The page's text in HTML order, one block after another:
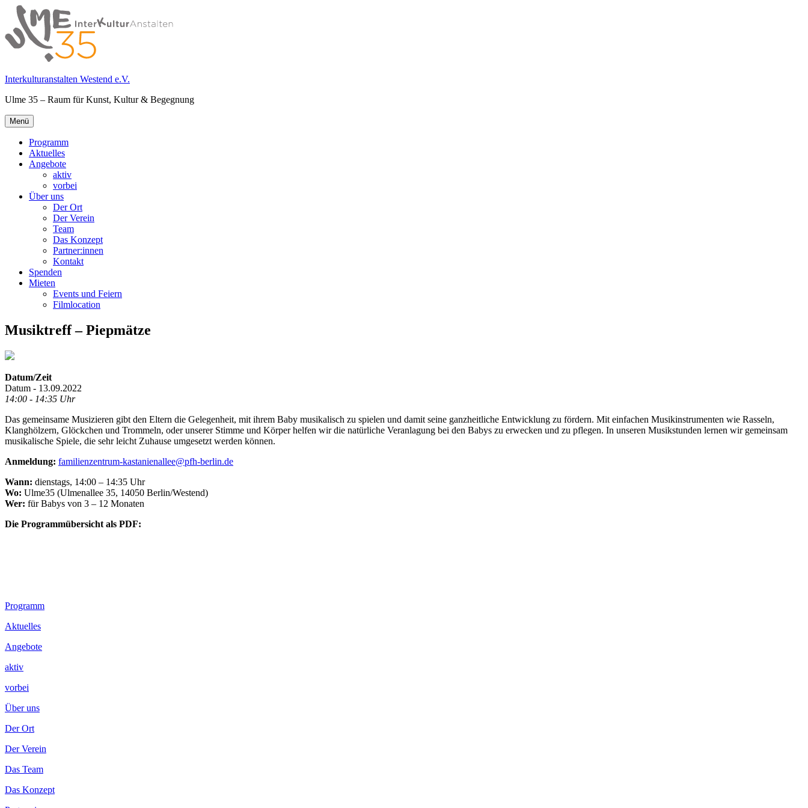
Springe
zum
Inhalt
Interkulturanstalten Westend e.V.
Ulme 35 – Raum für Kunst, Kultur & Begegnung
Primäres
Menü
Menü
Programm
Aktuelles
Angebote
aktiv
vorbei
Über uns
Der Ort
Der Verein
Team
Das Konzept
Partner:innen
Kontakt
Spenden
Mieten
Events und Feiern
Filmlocation
Musiktreff – Piepmätze
Datum/Zeit
Datum - 13.09.2022
14:00 - 14:35 Uhr
Das gemeinsame Musizieren gibt den Eltern die Gelegenheit, mit ihrem Baby musikalisch zu spielen und damit seine ganzheitliche Entwicklung zu fördern. Mit einfachen Musikinstrumenten wie Rasseln,
Klanghölzern, Glöckchen und Trommeln, oder unserer Stimme und Körper helfen wir die natürliche Veranlagung bei den Babys zu erwecken und zu pflegen. In unseren Musikstunden lernen wir gemeinsam
musikalische Spiele, die sehr leicht Zuhause umgesetzt werden können.
Anmeldung: familienzentrum-kastanienallee@pfh-berlin.de
Wann: dienstags, 14:00 – 14:35 Uhr
Wo: Ulme35 (Ulmenallee 35, 14050 Berlin/Westend)
Wer: für Babys von 3 – 12 Monaten
Die Programmübersicht als PDF:
Footer
Inhalt
Programm
Aktuelles
Angebote
aktiv
vorbei
Über uns
Der Ort
Der Verein
Das Team
Das Konzept